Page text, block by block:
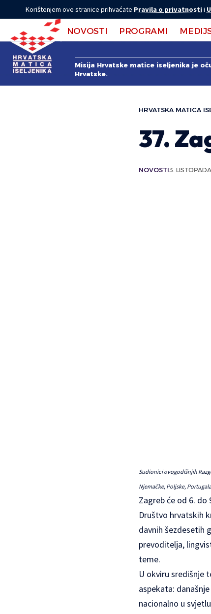
Korištenjem ove stranice prihvaćate Pravila o privatnostii
NOVOSTI PROGRAMI
Misija Hrvatske matice iseljenika je
Hrvatske.
HRVATSKA MATICA
37.
NOVOSTI3.
Sudionici ovogodišnjih
Njemačke, Poljske,
Zagreb će od 6.
Društvo hrvatskih
davnih šezdesetih
prevoditelja,
teme.
U okviru središnje
aspekata:
nacionalno u